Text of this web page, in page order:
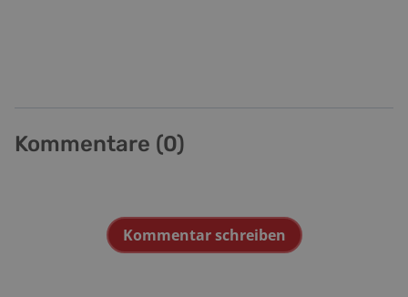
Kommentare (0)
Kommentar schreiben